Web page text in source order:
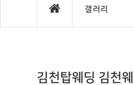
갤러리
김천탑웨딩 김천